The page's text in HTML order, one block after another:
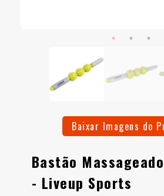
Baixar Imagens do
Bastão
- Liveup Sports